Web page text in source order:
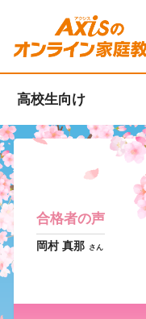
高校生向け
合格者の声
岡村 真那 さん